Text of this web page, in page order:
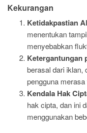
Kekurangan
Ketidakpastian
menentukan
menyebabkan
Ketergantungan
berasal dari iklan,
pengguna
Kendala Hak
hak cipta, dan ini
menggunakan